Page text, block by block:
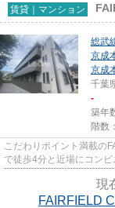
賃貸｜マンション
総武
京成
京成
千葉
-
築年
階数
こだわりポイント満載の
で徒歩4分と近場にコン
現
FAIRFIELD